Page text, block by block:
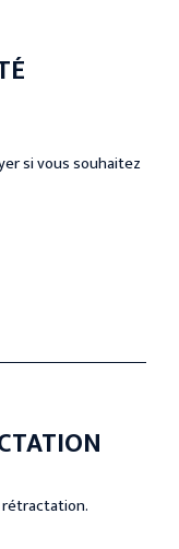
si vous souhaitez